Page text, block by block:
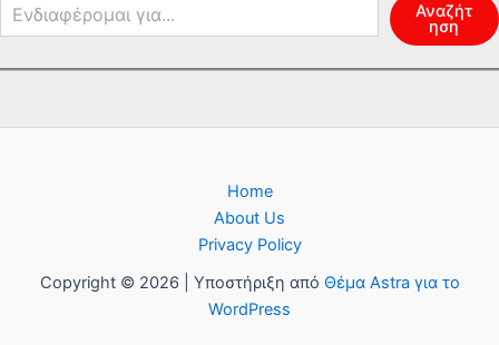
Αναζήτ
ηση
Home
About Us
Privacy Policy
Copyright © 2026 | Υποστήριξη από Θέμα Astra για το
WordPress